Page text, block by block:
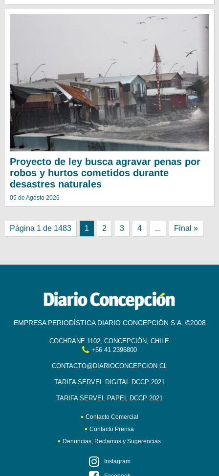
Proyecto de ley busca agravar penas por
robos y hurtos cometidos durante
desastres naturales
05 de Agosto 2026
Página 1 de 1483 1 2 3 4 ... Final »
EMPRESA PERIODÍSTICA DIARIO CONCEPCIÓN S.A. ©2008
COCHRANE 1102, CONCEPCIÓN, CHILE
+56 41 2396800
CONTACTO@DIARIOCONCEPCION.CL
TARIFA SERVEL DIGITAL DCCP 2021
TARIFA SERVEL PAPEL DCCP 2021
Contacto Comercial
Contacto Prensa
Denuncias, Reclamos y Sugerencias
Instagram